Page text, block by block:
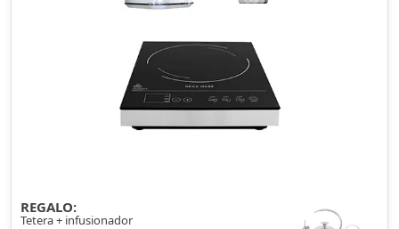
REGALO:
Tetera + infusionador